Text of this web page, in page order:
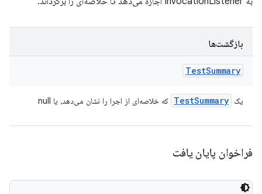
بازگشت‌ها
TestSummary
یک TestSummary که خلاصه‌ای از اجرا را نشان می‌دهد، یا null
فراخوان پایان یافت